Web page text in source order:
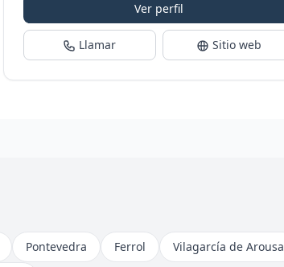
Ver perfil
Llamar Sitio web
Pontevedra Ferrol Vilagarcía de Arousa